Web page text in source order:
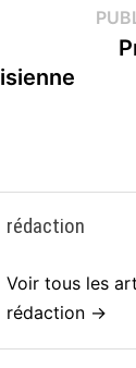
:
rédaction
Voir tous les
rédaction →